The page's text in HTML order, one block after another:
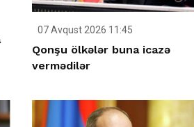
07 Avqust 2026 11:45
Qonşu ölkələr buna icazə
vermədilər